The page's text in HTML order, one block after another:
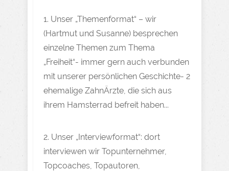
1. Unser „Themenformat“ – wir
(Hartmut und Susanne) besprechen
einzelne Themen zum Thema
„Freiheit“- immer gern auch verbunden
mit unserer persönlichen Geschichte- 2
ehemalige ZahnÄrzte, die sich aus
ihrem Hamsterrad befreit haben...
2. Unser „Interviewformat“: dort
interviewen wir Topunternehmer,
Topcoaches, Topautoren,